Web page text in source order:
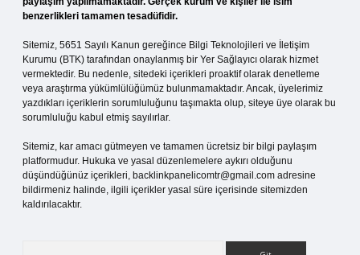
benzerlikleri tamamen tesadüfidir.
Sitemiz, 5651 Sayılı Kanun gereğince Bilgi Teknolojileri ve İletişim
Kurumu (BTK) tarafından onaylanmış bir Yer Sağlayıcı olarak hizmet
vermektedir. Bu nedenle, sitedeki içerikleri proaktif olarak denetleme
veya araştırma yükümlülüğümüz bulunmamaktadır. Ancak, üyelerimiz
yazdıkları içeriklerin sorumluluğunu taşımakta olup, siteye üye olarak bu
sorumluluğu kabul etmiş sayılırlar.
Sitemiz, kar amacı gütmeyen ve tamamen ücretsiz bir bilgi paylaşım
platformudur. Hukuka ve yasal düzenlemelere aykırı olduğunu
düşündüğünüz içerikleri, backlinkpanelicomtr@gmail.com adresine
bildirmeniz halinde, ilgili içerikler yasal süre içerisinde sitemizden
kaldırılacaktır.